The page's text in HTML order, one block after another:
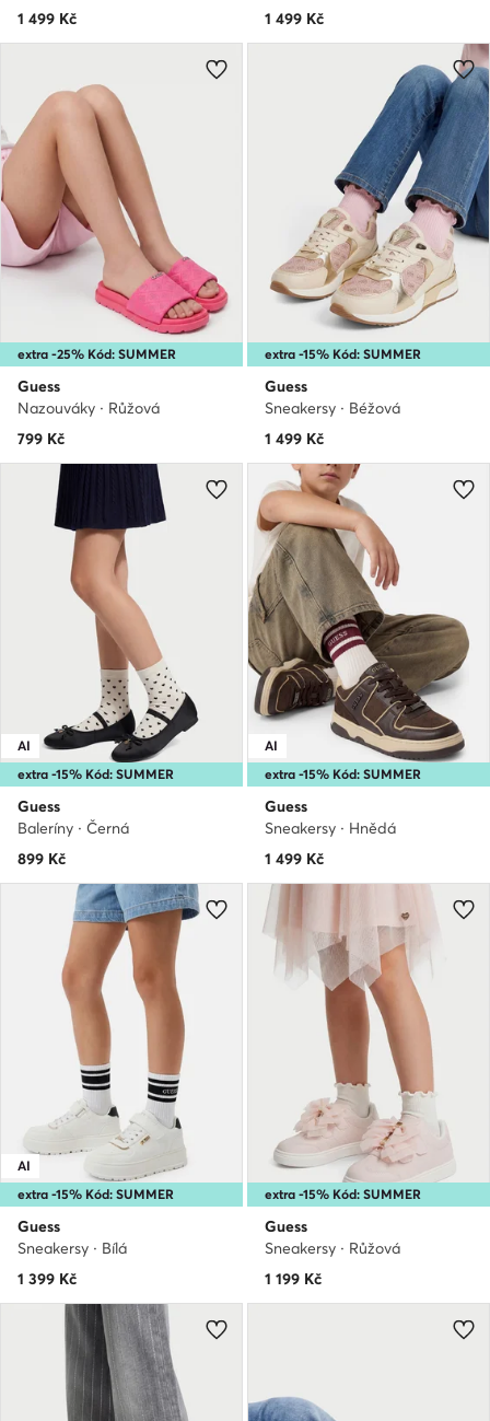
1 499 Kč
1 499 Kč
extra -25% Kód: SUMMER
Guess
Nazouváky · Růžová
799 Kč
extra -15% Kód: SUMMER
Guess
Sneakersy · Béžová
1 499 Kč
extra -15% Kód: SUMMER
AI
Guess
Baleríny · Černá
899 Kč
extra -15% Kód: SUMMER
AI
Guess
Sneakersy · Hnědá
1 499 Kč
extra -15% Kód: SUMMER
AI
Guess
Sneakersy · Bílá
1 399 Kč
extra -15% Kód: SUMMER
Guess
Sneakersy · Růžová
1 199 Kč